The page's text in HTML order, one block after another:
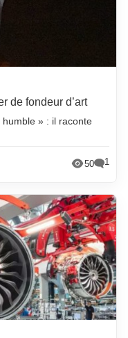
de fondeur d’art
» : il raconte
50 1